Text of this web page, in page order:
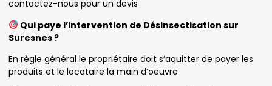
contactez-nous pour un devis
Qui paye l’intervention de Désinsectisation sur
Suresnes ?
En règle général le propriétaire doit s’aquitter de payer les
produits et le locataire la main d’oeuvre